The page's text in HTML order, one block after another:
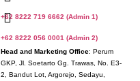
+62 8222 719 6662 (Admin 1)
+62 8222 056 0001 (Admin 2)
Head and Marketing Office: Perum
GKP, Jl. Soetarto Gg. Trawas, No. E3-
2, Bandut Lot, Argorejo, Sedayu,